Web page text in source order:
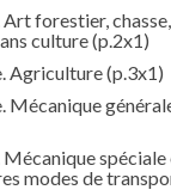
Art forestier,
culture(p.2x1)
Agriculture(p.3x1)
Mécanique
Mécanique
modes de